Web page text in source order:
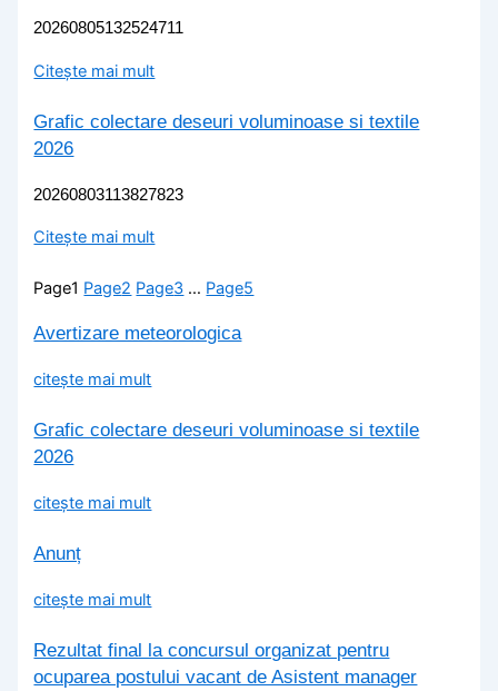
20260805132524711
Citește mai mult
Grafic colectare deseuri voluminoase si textile
2026
20260803113827823
Citește mai mult
Page1 Page2 Page3 … Page5
Avertizare meteorologica
citește mai mult
Grafic colectare deseuri voluminoase si textile
2026
citește mai mult
Anunț
citește mai mult
Rezultat final la concursul organizat pentru
ocuparea postului vacant de Asistent manager